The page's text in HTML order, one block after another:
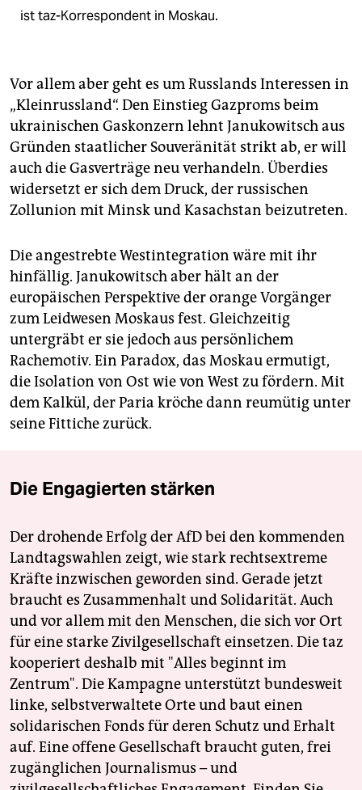
ist taz-Korrespondent in Moskau.
Vor allem aber geht es um Russlands Interessen in
„Kleinrussland“. Den Einstieg Gazproms beim
ukrainischen Gaskonzern lehnt Janukowitsch aus
Gründen staatlicher Souveränität strikt ab, er will
auch die Gasverträge neu verhandeln. Überdies
widersetzt er sich dem Druck, der russischen
Zollunion mit Minsk und Kasachstan beizutreten.
Die angestrebte Westintegration wäre mit ihr
hinfällig. Janukowitsch aber hält an der
europäischen Perspektive der orange Vorgänger
zum Leidwesen Moskaus fest. Gleichzeitig
untergräbt er sie jedoch aus persönlichem
Rachemotiv. Ein Paradox, das Moskau ermutigt,
die Isolation von Ost wie von West zu fördern. Mit
dem Kalkül, der Paria kröche dann reumütig unter
seine Fittiche zurück.
Die Engagierten stärken
Der drohende Erfolg der AfD bei den kommenden
Landtagswahlen zeigt, wie stark rechtsextreme
Kräfte inzwischen geworden sind. Gerade jetzt
braucht es Zusammenhalt und Solidarität. Auch
und vor allem mit den Menschen, die sich vor Ort
für eine starke Zivilgesellschaft einsetzen. Die taz
kooperiert deshalb mit "Alles beginnt im
Zentrum". Die Kampagne unterstützt bundesweit
linke, selbstverwaltete Orte und baut einen
solidarischen Fonds für deren Schutz und Erhalt
auf. Eine offene Gesellschaft braucht guten, frei
zugänglichen Journalismus – und